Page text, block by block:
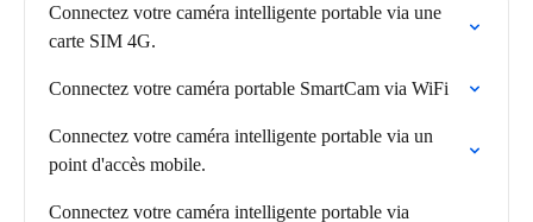
Connectez votre caméra intelligente portable via une
carte SIM 4G.
Connectez votre caméra portable SmartCam via WiFi
Connectez votre caméra intelligente portable via un
point d'accès mobile.
Connectez votre caméra intelligente portable via